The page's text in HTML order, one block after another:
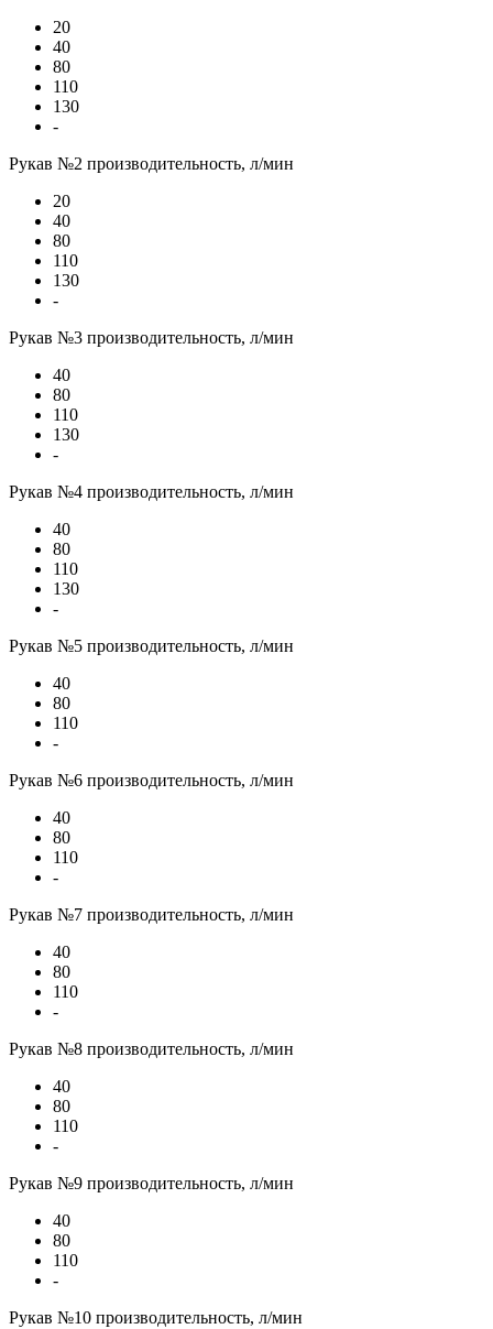
20
40
80
110
130
-
Рукав №2 производительность, л/мин
20
40
80
110
130
-
Рукав №3 производительность, л/мин
40
80
110
130
-
Рукав №4 производительность, л/мин
40
80
110
130
-
Рукав №5 производительность, л/мин
40
80
110
-
Рукав №6 производительность, л/мин
40
80
110
-
Рукав №7 производительность, л/мин
40
80
110
-
Рукав №8 производительность, л/мин
40
80
110
-
Рукав №9 производительность, л/мин
40
80
110
-
Рукав №10 производительность, л/мин